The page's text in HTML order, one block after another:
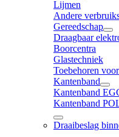
Lijmen
Andere
Gereedschap
Draagbaar
Boorcentra
Glastechniek
Toebehoren
Kantenband
Kantenband
Kantenband
Draaibeslag